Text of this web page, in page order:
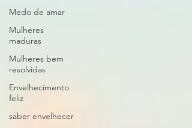
Medo de amar
Mulheres
maduras
Mulheres bem
resolvidas
Envelhecimento
feliz
saber envelhecer